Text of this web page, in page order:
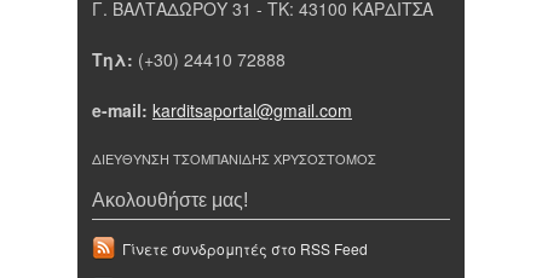
Γ. ΒΑΛΤΑΔΩΡΟΥ 31 - ΤΚ: 43100 ΚΑΡΔΙΤΣΑ
Τηλ: (+30) 24410 72888
e-mail: karditsaportal@gmail.com
ΔΙΕΥΘΥΝΣΗ ΤΣΟΜΠΑΝΙΔΗΣ ΧΡΥΣΟΣΤΟΜΟΣ
Ακολουθήστε μας!
Γίνετε συνδρομητές στο RSS Feed